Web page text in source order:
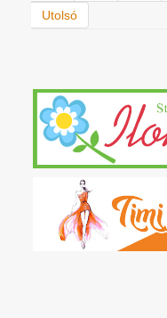
Utolsó